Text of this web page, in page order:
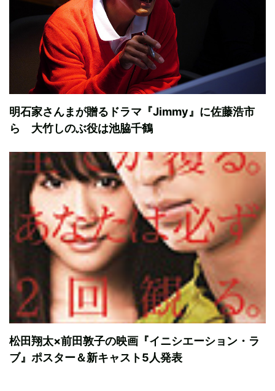
明石家さんまが贈るドラマ『Jimmy』に佐藤浩市
ら 大竹しのぶ役は池脇千鶴
松田翔太×前田敦子の映画『イニシエーション・ラ
ブ』ポスター＆新キャスト5人発表